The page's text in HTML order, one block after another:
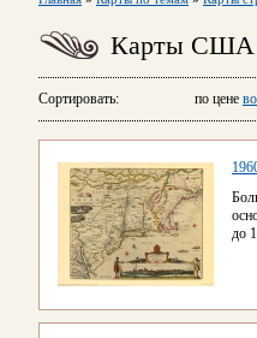
Карты США
Сортировать: по цене
до